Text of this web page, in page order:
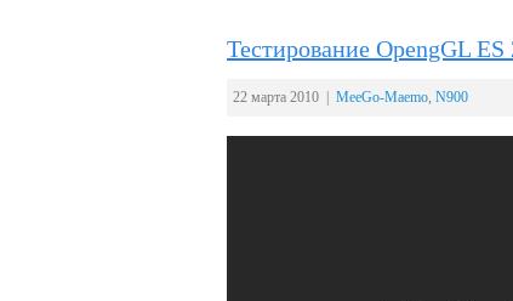
Тестирование OpengGL
22 марта 2010 | MeeGo-Maemo, N900